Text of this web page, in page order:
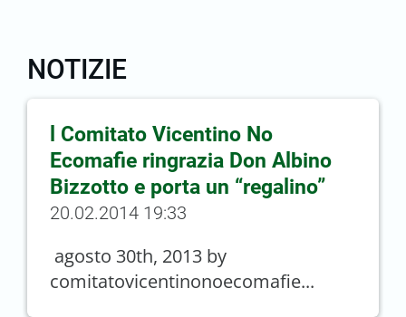
NOTIZIE
l Comitato Vicentino No
Ecomafie ringrazia Don Albino
Bizzotto e porta un “regalino”
20.02.2014 19:33
agosto 30th, 2013 by
comitatovicentinonoecomafie...